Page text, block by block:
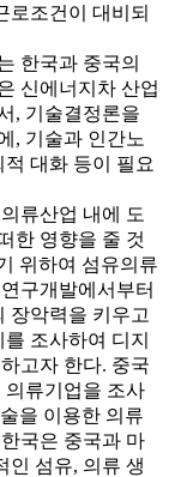
로조건이 대비되
한국과 중국의
신에너지차 산업
, 기술결정론을
, 기술과 인간노
대화 등이 필요
류산업 내에 도
한 영향을 줄 것
위하여 섬유의류
구개발에서부터
장악력을 키우고
조사하여 디지
고자 한다. 중국
의류기업을 조사
을 이용한 의류
국은 중국과 마
인 섬유, 의류 생